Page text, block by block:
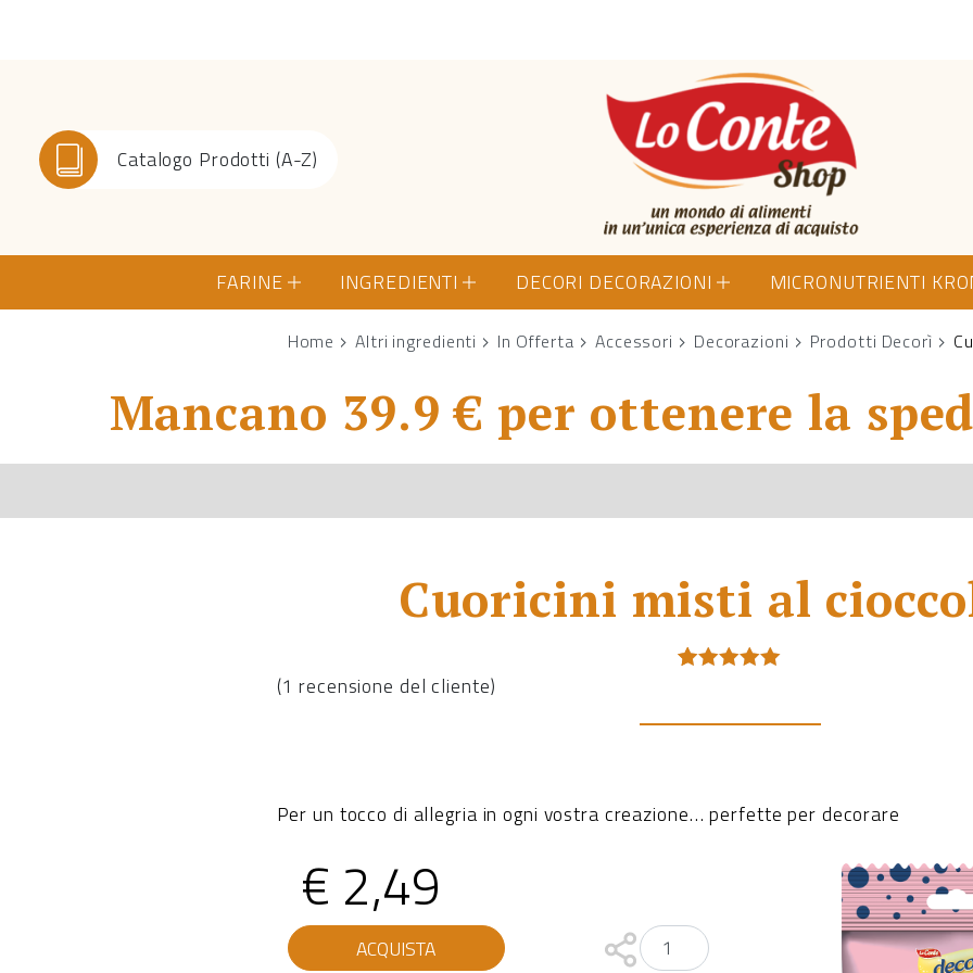
Catalogo Prodotti (A-Z)
Lo Conte Shop
FARINE INGREDIENTI DECORI DECORAZIONI MICRONUTRIENTI
Home Altri ingredienti In Offerta Accessori Decorazioni Prodotti Decorì
Mancano 39.9 € per ottenere la
Cuoricini misti al
su base
(1 recensione del cliente)
Per un tocco di allegria in ogni vostra creazione… perfette per decorare
€ 2,49
Cuoricini
misti
ACQUISTA